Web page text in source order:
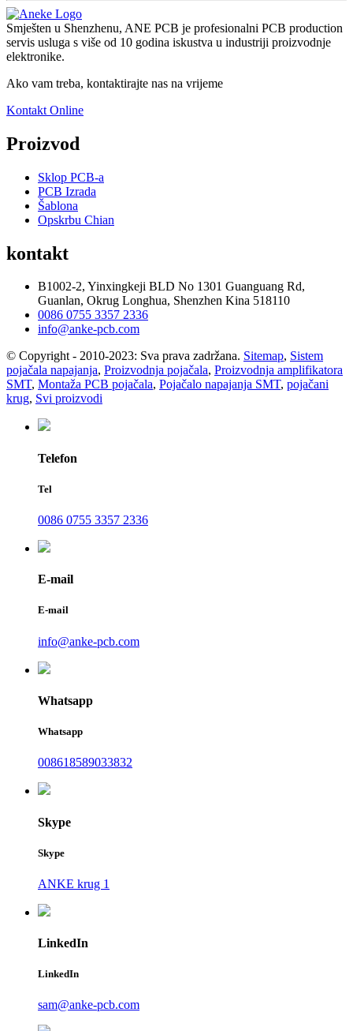
Smješten u Shenzhenu, ANE PCB je profesionalni PCB production
servis usluga s više od 10 godina iskustva u industriji proizvodnje
elektronike.
Ako vam treba, kontaktirajte nas na vrijeme
Kontakt Online
Proizvod
Sklop PCB-a
PCB Izrada
Šablona
Opskrbu Chian
kontakt
B1002-2, Yinxingkeji BLD No 1301 Guanguang Rd,
Guanlan, Okrug Longhua, Shenzhen Kina 518110
0086 0755 3357 2336
info@anke-pcb.com
© Copyright - 2010-2023: Sva prava zadržana. Sitemap, Sistem
pojačala napajanja, Proizvodnja pojačala, Proizvodnja amplifikatora
SMT, Montaža PCB pojačala, Pojačalo napajanja SMT, pojačani
krug, Svi proizvodi
Telefon
Tel
0086 0755 3357 2336
E-mail
E-mail
info@anke-pcb.com
Whatsapp
Whatsapp
008618589033832
Skype
Skype
ANKE krug 1
LinkedIn
LinkedIn
sam@anke-pcb.com